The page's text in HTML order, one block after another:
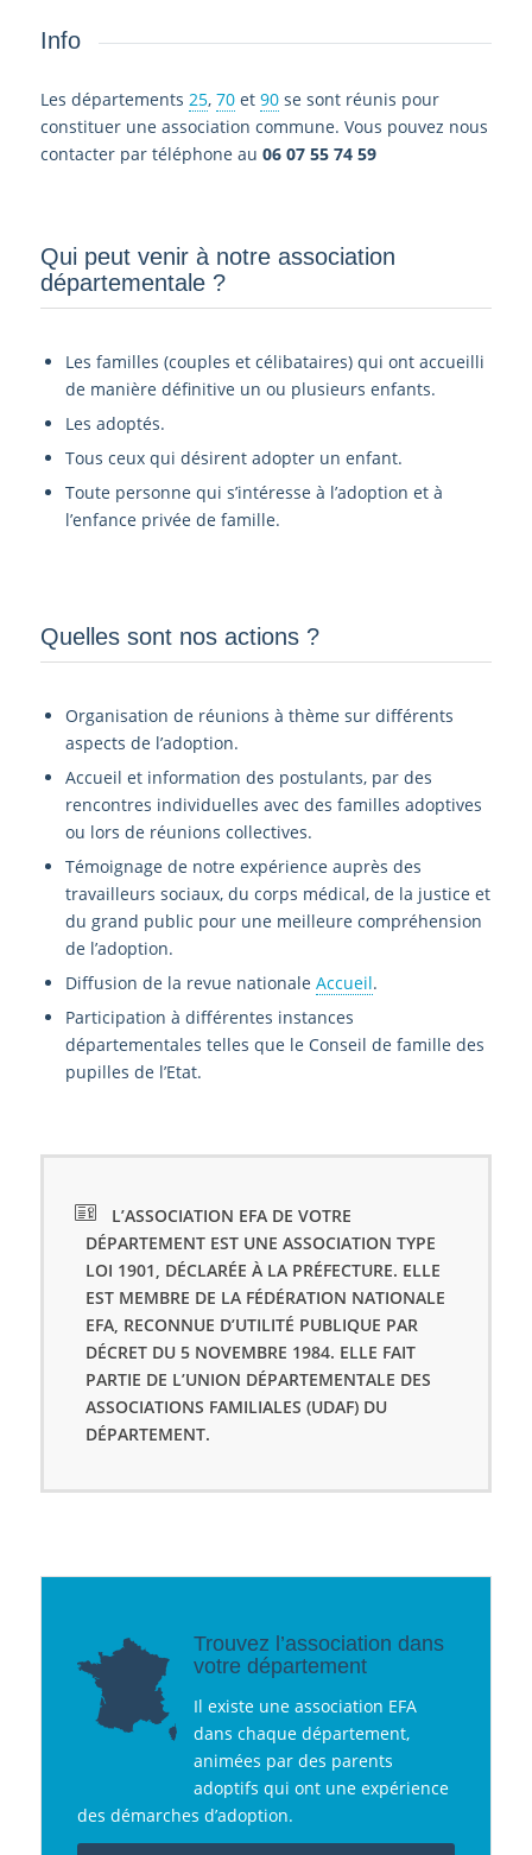
Info
Les départements 25, 70et 90se sont réunis pour
constituer une association commune. Vous pouvez nous
contacter par téléphone au 06 07 55 74 59
Qui peut venir à notre association
départementale ?­
Les familles (couples et célibataires) qui ont accueilli
de manière définitive un ou plusieurs enfants.
Les adoptés.
Tous ceux qui désirent adopter un enfant.
Toute personne qui s’intéresse à l’adoption et à
l’enfance privée de famille.
Quelles sont nos actions ?
Organisation de réunions à thème sur différents
aspects de l’adoption.
Accueil et information des postulants, par des
rencontres individuelles avec des familles adoptives
ou lors de réunions collectives.
Témoignage de notre expérience auprès des
travailleurs sociaux, du corps médical, de la justice et
du grand public pour une meilleure compréhension
de l’adoption.
Diffusion de la revue nationale Accueil.
Participation à différentes instances
départementales telles que le Conseil de famille des
pupilles de l’Etat.
L’ASSOCIATION EFA DE VOTRE
DÉPARTEMENT EST UNE ASSOCIATION TYPE
LOI 1901, DÉCLARÉE À LA PRÉFECTURE. ELLE
EST MEMBRE DE LA FÉDÉRATION NATIONALE
EFA, RECONNUE D’UTILITÉ PUBLIQUE PAR
DÉCRET DU 5 NOVEMBRE 1984. ELLE FAIT
PARTIE DE L’UNION DÉPARTEMENTALE DES
ASSOCIATIONS FAMILIALES (UDAF) DU
DÉPARTEMENT.
Trouvez l’association dans
votre département
Il existe une association EFA
dans chaque département,
animées par des parents
adoptifs qui ont une expérience
des démarches d’adoption.